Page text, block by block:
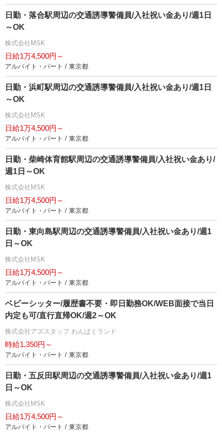
日勤・落合駅周辺の交通誘導警備員/入社祝い金あり/週1日
～OK
株式会社MSK
日給1万4,500円～
アルバイト・パート / 東京都
日勤・浜町駅周辺の交通誘導警備員/入社祝い金あり/週1日
～OK
株式会社MSK
日給1万4,500円～
アルバイト・パート / 東京都
日勤・柴崎体育館駅周辺の交通誘導警備員/入社祝い金あり/
週1日～OK
株式会社MSK
日給1万4,500円～
アルバイト・パート / 東京都
日勤・東向島駅周辺の交通誘導警備員/入社祝い金あり/週1
日～OK
株式会社MSK
日給1万4,500円～
アルバイト・パート / 東京都
ベビーシッター/履歴書不要・即日勤務OK/WEB面接で当日
内定も可/直行直帰OK/週2～OK
株式会社アズスタッフ わんぱくランド
時給1,350円～
アルバイト・パート / 東京都
日勤・五反田駅周辺の交通誘導警備員/入社祝い金あり/週1
日～OK
株式会社MSK
日給1万4,500円～
アルバイト・パート / 東京都